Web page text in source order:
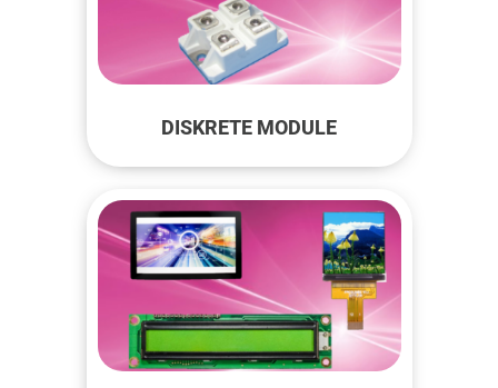
DISKRETE MODULE